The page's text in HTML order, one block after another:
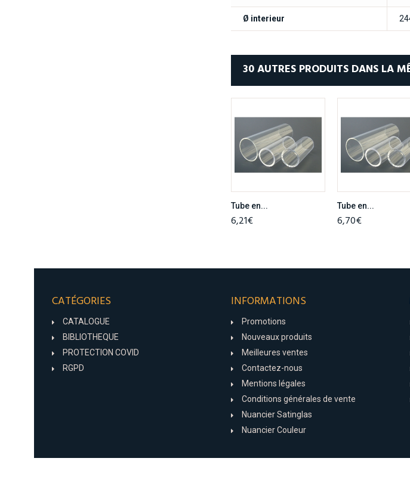
Ø interieur
30 AUTRES PRODUITS DANS LA
Tube en...
6,21€
Tube en...
6,70€
CATÉGORIES
CATALOGUE
BIBLIOTHEQUE
PROTECTION COVID
RGPD
INFORMATIONS
Promotions
Nouveaux produits
Meilleures ventes
Contactez-nous
Mentions légales
Conditions générales de vente
Nuancier Satinglas
Nuancier Couleur